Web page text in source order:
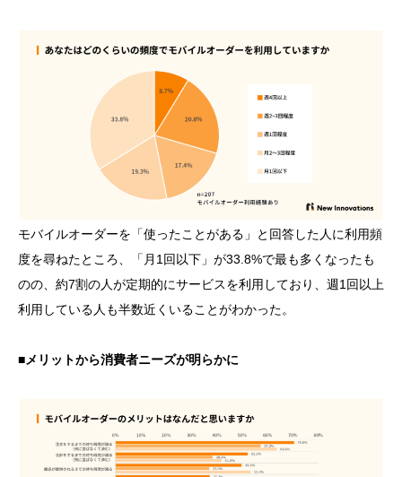
モバイルオーダーを「使ったことがある」と回答した人に利用頻
度を尋ねたところ、「月1回以下」が33.8%で最も多くなったも
のの、約7割の人が定期的にサービスを利用しており、週1回以上
利用している人も半数近くいることがわかった。
■メリットから消費者ニーズが明らかに